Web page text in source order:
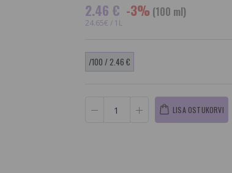
2.46 € -3% (100 ml)
24.65€ / 1L
/100 / 2.46 €
LISA OSTUKORVI